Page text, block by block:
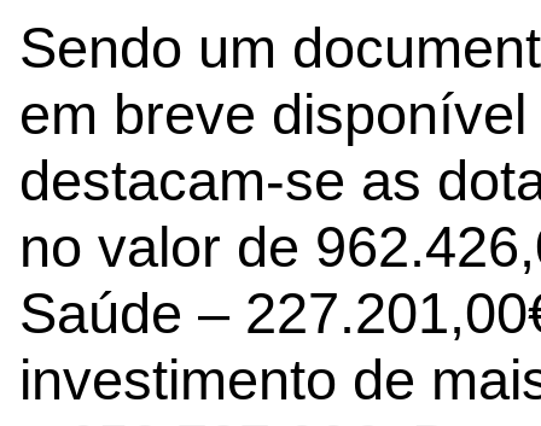
Sendo um
em breve
destacam-se as
no valor de
Saúde –
investimento de